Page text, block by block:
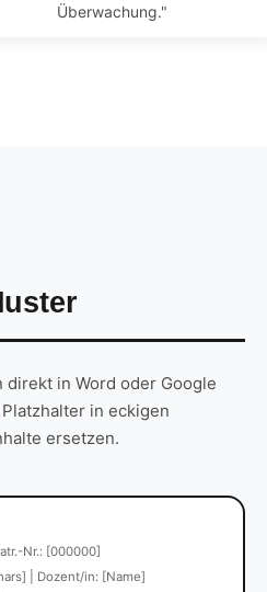
Überwachung."
direkt in Word oder Google
in eckigen
ersetzen.
Nr.: [000000]
| Dozent/in: [Name]